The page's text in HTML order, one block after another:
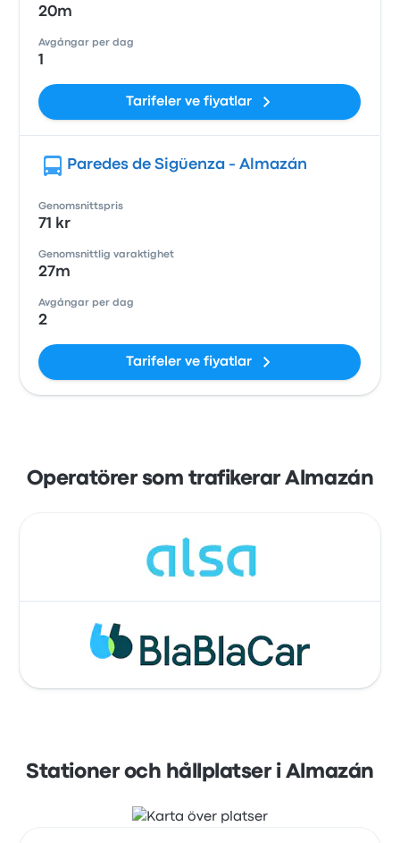
20m
Avgångar per dag
1
Tarifeler ve fiyatlar
Paredes de Sigüenza - Almazán
Genomsnittspris
71 kr
Genomsnittlig varaktighet
27m
Avgångar per dag
2
Tarifeler ve fiyatlar
Operatörer som trafikerar Almazán
Stationer och hållplatser i Almazán